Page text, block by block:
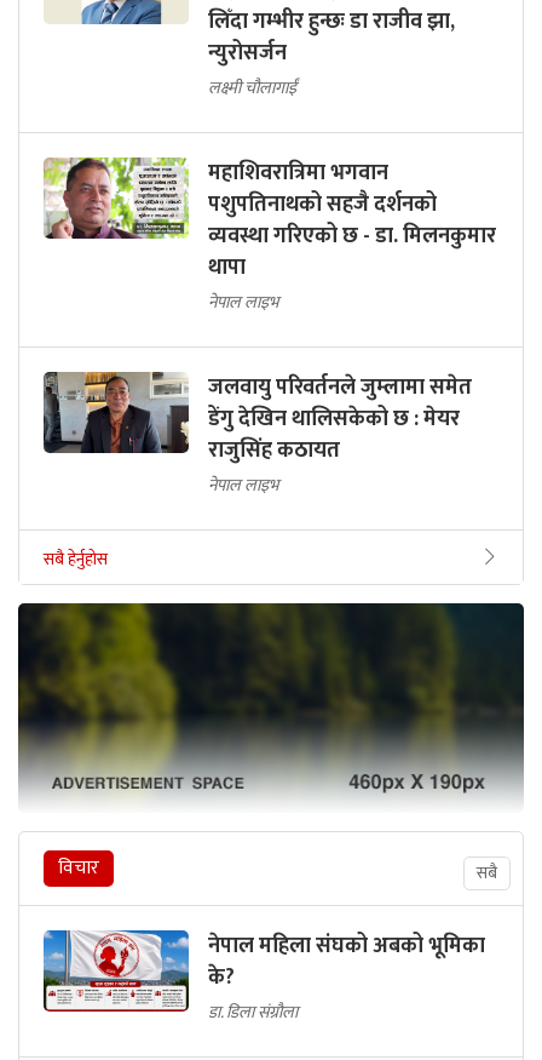
लिँदा गम्भीर हुन्छः डा राजीव झा,
न्युरोसर्जन
लक्ष्मी चौलागाईं
महाशिवरात्रिमा भगवान
पशुपतिनाथको सहजै दर्शनको
व्यवस्था गरिएको छ - डा. मिलनकुमार
थापा
नेपाल लाइभ
जलवायु परिवर्तनले जुम्लामा समेत
डेंगु देखिन थालिसकेको छ : मेयर
राजुसिंह कठायत
नेपाल लाइभ
सबै हेर्नुहोस
विचार सबै
नेपाल महिला संघको अबको भूमिका
के?
डा. डिला संग्रौला